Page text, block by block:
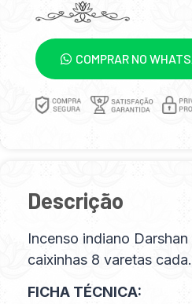
COMPRAR NO
Descrição
Incenso indiano
caixinhas 8 varetas cada.
FICHA TÉCNICA: